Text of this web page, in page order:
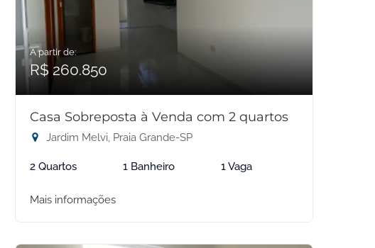
A partir de:
R$ 260.850
Casa Sobreposta à Venda com 2 quartos
Jardim Melvi, Praia Grande-SP
2 Quartos 1 Banheiro 1 Vaga
Mais informações